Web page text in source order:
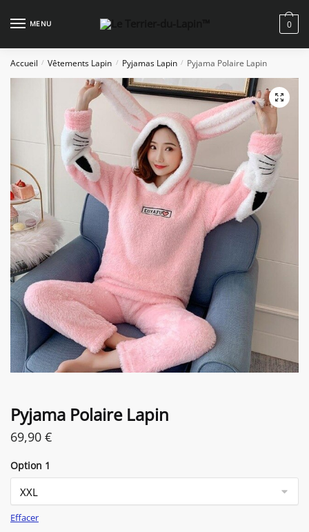
MENU 0
Accueil / Vêtements Lapin / Pyjamas Lapin / Pyjama Polaire Lapin
Pyjama Polaire Lapin
69,90 €
Option 1
Effacer